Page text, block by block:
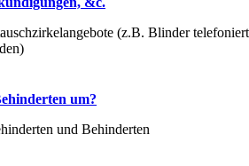
(z.B. Blinder
um?
und Behinderten